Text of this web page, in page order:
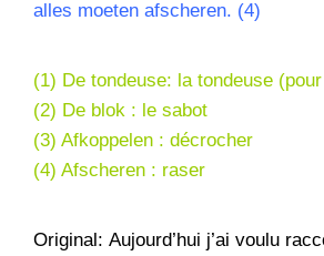
alles moeten afscheren. (4)
(1) De tondeuse: la tondeuse
(2) De blok : le sabot
(3) Afkoppelen : décrocher
(4) Afscheren : raser
Original: Aujourd’hui j’ai voulu